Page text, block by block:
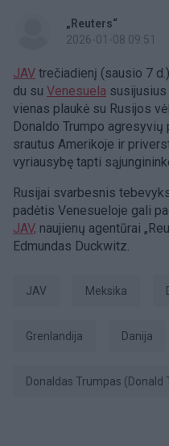
„Reuters“
2026-01-08 09:51
JAV trečiadienį (sausio 7
du su Venesuela
vienas plaukė su Rusijos
Donaldo Trumpo
srautus Amerikoje ir
vyriausybę tapti
Rusijai svarbesnis
padėtis Venesueloje gali
JAV, naujienų agentūrai
Edmundas Duckwitz.
JAV Meksika
Grenlandija Danija
Donaldas Trumpas (Donald